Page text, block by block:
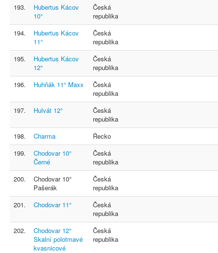
193.
Hubertus Kácov
10°
Česká
republika
194.
Hubertus Kácov
11°
Česká
republika
195.
Hubertus Kácov
12°
Česká
republika
196.
Huhňák 11° Maxx
Česká
republika
197.
Hulvát 12°
Česká
republika
198.
Charma
Řecko
199.
Chodovar 10°
Černé
Česká
republika
200.
Chodovar 10°
Pašerák
Česká
republika
201.
Chodovar 11°
Česká
republika
202.
Chodovar 12°
Skalní polotmavé
kvasnicové
Česká
republika